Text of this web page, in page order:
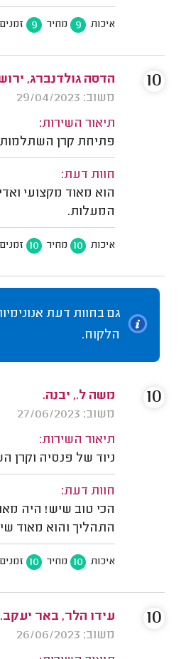
איכות 9 מחיר 9 זמנים
הדסה גולדנברג,
משוב: 29/04/2023
תיאור השירות:
פתיחת קרן
חוות דעת:
הוא מאוד מקצועי
המעלות.
איכות 10 מחיר 10 זמנים
10
גם בחוות דעת
הלקוח.
משה ל., יבנה.
משוב: 27/06/2023
תיאור השירות:
ניוד של פנסיה
חוות דעת:
הכי טוב שיש! היה
התהליך והוא מאוד
איכות 10 מחיר 10 זמנים
10
עידו הלר, באר יעקב.
משוב: 26/06/2023
10